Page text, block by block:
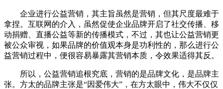
企业进行公益营销，其主旨虽然是营销，但其尺度最难于
拿捏。互联网的介入，虽然促使企业品牌开启了社交传播、移
动捐赠、直播公益等新的传播模式，不过，其也让公益营销更
被公众审视，如果品牌的价值观本身是功利性的，那么进行公
益营销过程中，便很容易暴露其营销本质，令效果适得其反。
所以，公益营销追根究底，营销的是品牌文化，是品牌主
张。方太的品牌主张是“因爱伟大”，在方太眼中，伟大不仅仅